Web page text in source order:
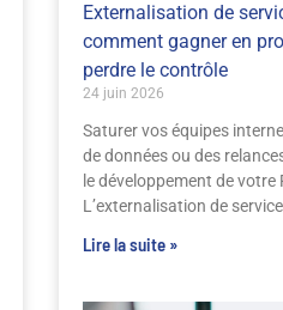
Externalisation de
comment gagner en
perdre le contrôle
24 juin 2026
Saturer vos équipes
de données ou des
le développement de votre
L’externalisation de
Lire la suite »